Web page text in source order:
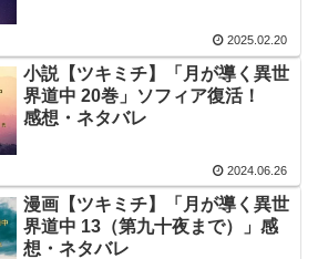
2025.02.20
小説【ツキミチ】「月が導く異世
界道中 20巻」ソフィア復活！
感想・ネタバレ
2024.06.26
漫画【ツキミチ】「月が導く異世
界道中 13（第九十夜まで）」感
想・ネタバレ